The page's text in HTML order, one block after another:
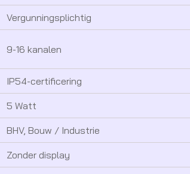
Vergunningsplichtig
9-16 kanalen
IP54-certificering
5 Watt
BHV, Bouw / Industrie
Zonder display